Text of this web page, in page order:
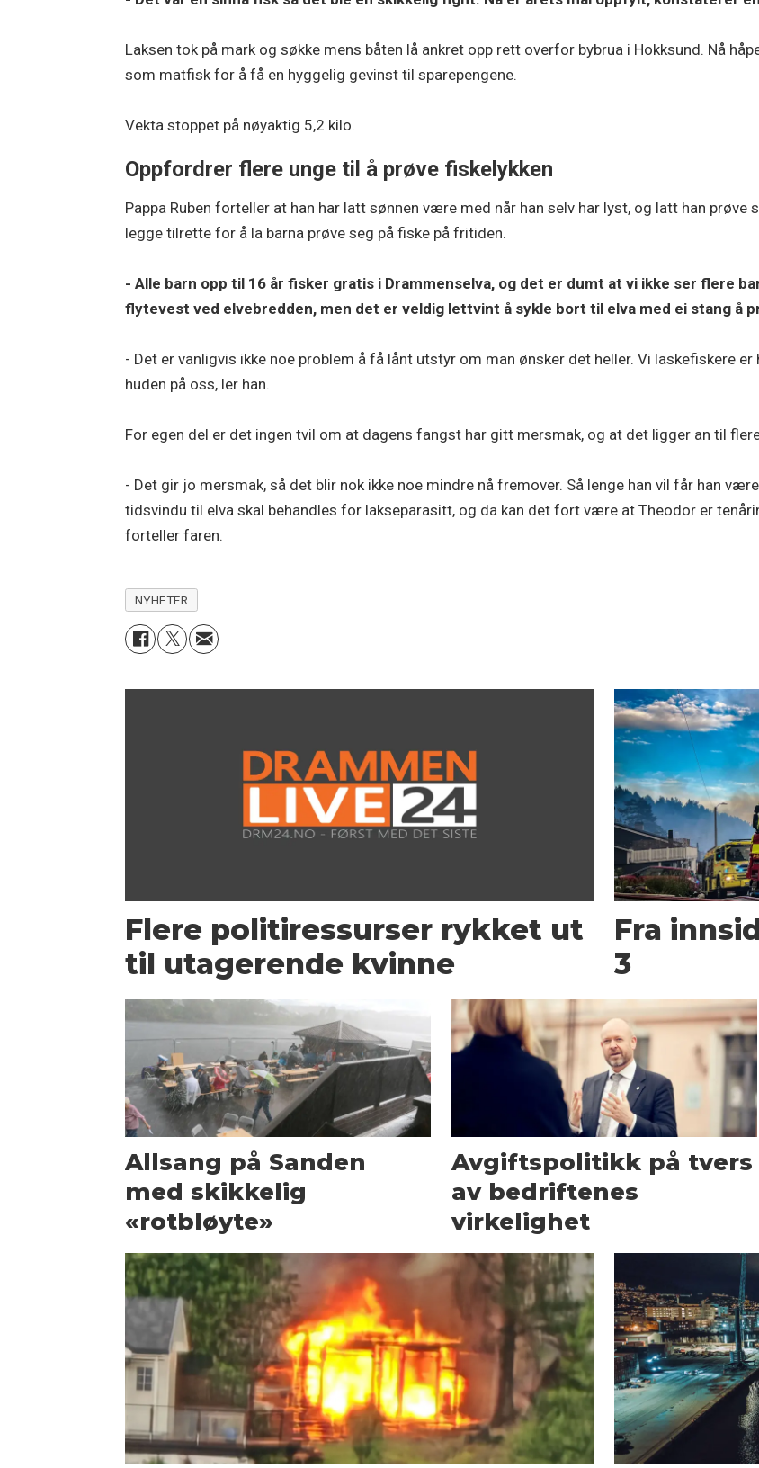
Laksen tok på mark og søkke mens båten lå ankret opp rett overfor bybrua i Hokksund. Nå
som matfisk for å få en hyggelig gevinst til sparepengene.
Vekta stoppet på nøyaktig 5,2 kilo.
Oppfordrer flere unge til å prøve fiskelykken
Pappa Ruben forteller at han har latt sønnen være med når han selv har lyst, og latt han
legge tilrette for å la barna prøve seg på fiske på fritiden.
- Alle barn opp til 16 år fisker gratis i Drammenselva, og det er dumt at vi ikke ser flere
flytevest ved elvebredden, men det er veldig lettvint å sykle bort til elva med ei stang å
- Det er vanligvis ikke noe problem å få lånt utstyr om man ønsker det heller. Vi laskefiskere
huden på oss, ler han.
For egen del er det ingen tvil om at dagens fangst har gitt mersmak, og at det ligger an til
- Det gir jo mersmak, så det blir nok ikke noe mindre nå fremover. Så lenge han vil får han
tidsvindu til elva skal behandles for lakseparasitt, og da kan det fort være at Theodor er
forteller faren.
NYHETER
Flere politiressurser rykket ut
til utagerende kvinne
Fra
3
Allsang på Sanden
med skikkelig
«rotbløyte»
Avgiftspolitikk på tvers
av bedriftenes
virkelighet